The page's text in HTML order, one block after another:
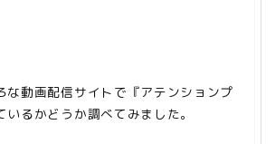
な動画配信サイトで『アテンションプ
いるかどうか調べてみました。